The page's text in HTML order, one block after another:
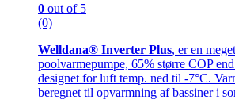
0 out of 5
(0)
Welldana® Inverter Plus, er en
poolvarmepumpe, 65% større COP
designet for luft temp. ned til -7°C.
beregnet til opvarmning af bassiner i